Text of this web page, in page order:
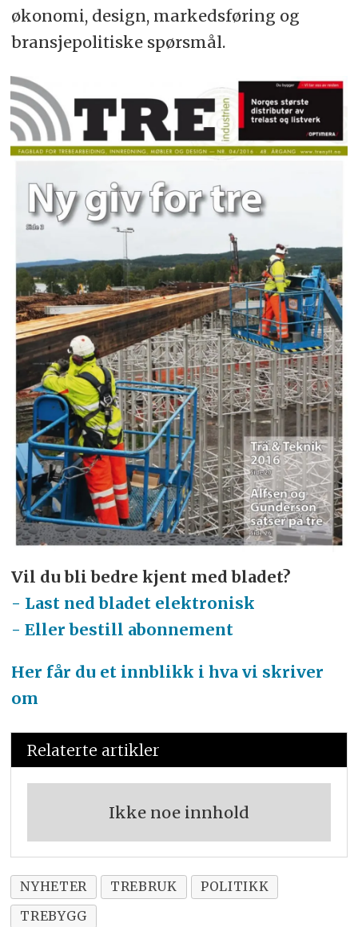
økonomi, design, markedsføring og
bransjepolitiske spørsmål.
Vil du bli bedre kjent med bladet?
- Last ned bladet elektronisk
- Eller bestill abonnement
Her får du et innblikk i hva vi skriver
om
Relaterte artikler
Ikke noe innhold
NYHETER TREBRUK
POLITIKK
TREBYGG